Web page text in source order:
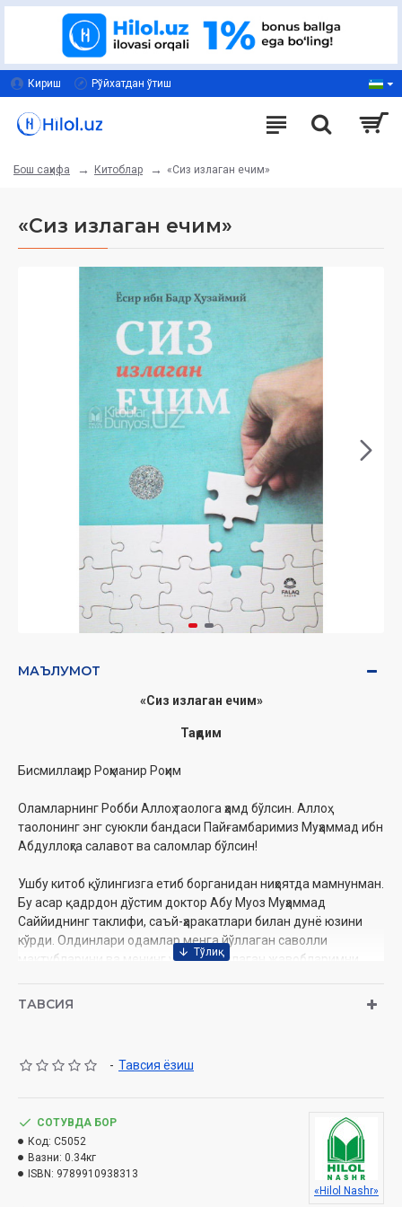
Кириш Рўйхатдан ўтиш
Бош саҳифа Китоблар «Сиз излаган ечим»
«Сиз излаган ечим»
МАЪЛУМОТ
«Сиз излаган ечим»
Тақдим
Бисмиллаҳир Роҳманир Роҳим
Оламларнинг Робби Аллоҳ таолога ҳамд бўлсин. Аллоҳ
таолонинг энг суюкли бандаси Пайғамбаримиз Муҳаммад ибн
Абдуллоҳга салавот ва саломлар бўлсин!
Ушбу китоб қўлингизга етиб борганидан ниҳоятда мамнунман.
Бу асар қадрдон дўстим доктор Абу Муоз Муҳаммад
Саййиднинг таклифи, саъй-ҳаракатлари билан дунё юзини
кўрди. Олдинлари одамлар менга йўллаган саволли
мактубларини ва менинг уларга йўллаган жавобларимни
тартиблаб чиқиб: «Сиз кутган ечим» деб номлади. Аллоҳ
фаразий саволларга жавоблар тўплами, дейиш мумкин. Бу
учун муваффақият, фаровонлик тилайман.
Муаллиф
ТАВСИЯ
- Тавсия ёзиш
СОТУВДА БОР
Код: C5052
Вазни: 0.34кг
ISBN: 9789910938313
«Hilol Nashr»